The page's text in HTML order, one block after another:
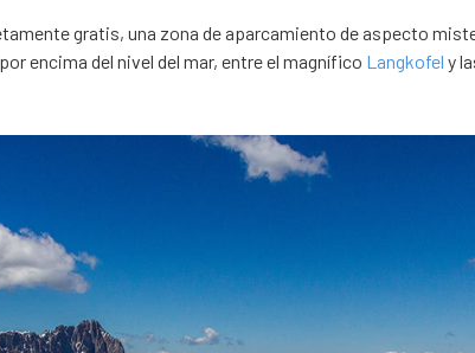
gratis, una zona de aparcamiento de aspecto
encima del nivel del mar, entre el magnífico Langkofel y